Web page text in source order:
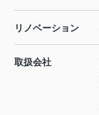
リノベーション
取扱会社